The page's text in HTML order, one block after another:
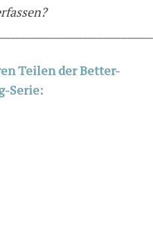
Teilen der Better-
Serie: